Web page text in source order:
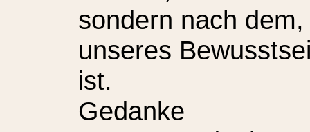
sondern nach
unseres
ist.
Gedanke